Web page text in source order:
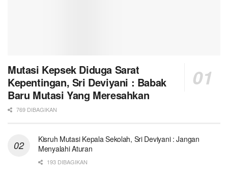
Mutasi Kepsek Diduga Sarat
Kepentingan, Sri Deviyani : Babak
Baru Mutasi Yang Meresahkan
769 DIBAGIKAN
Kisruh Mutasi Kepala Sekolah, Sri Deviyani : Jangan
Menyalahi Aturan
193 DIBAGIKAN